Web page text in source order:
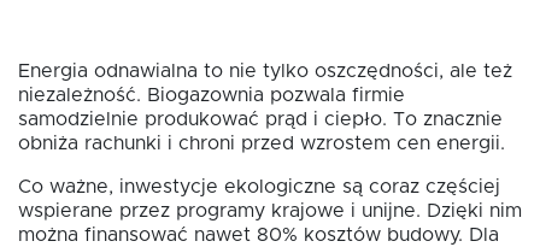
Energia odnawialna to nie tylko oszczędności, ale też
niezależność. Biogazownia pozwala firmie
samodzielnie produkować prąd i ciepło. To znacznie
obniża rachunki i chroni przed wzrostem cen energii.
Co ważne, inwestycje ekologiczne są coraz częściej
wspierane przez programy krajowe i unijne. Dzięki nim
można finansować nawet 80% kosztów budowy. Dla